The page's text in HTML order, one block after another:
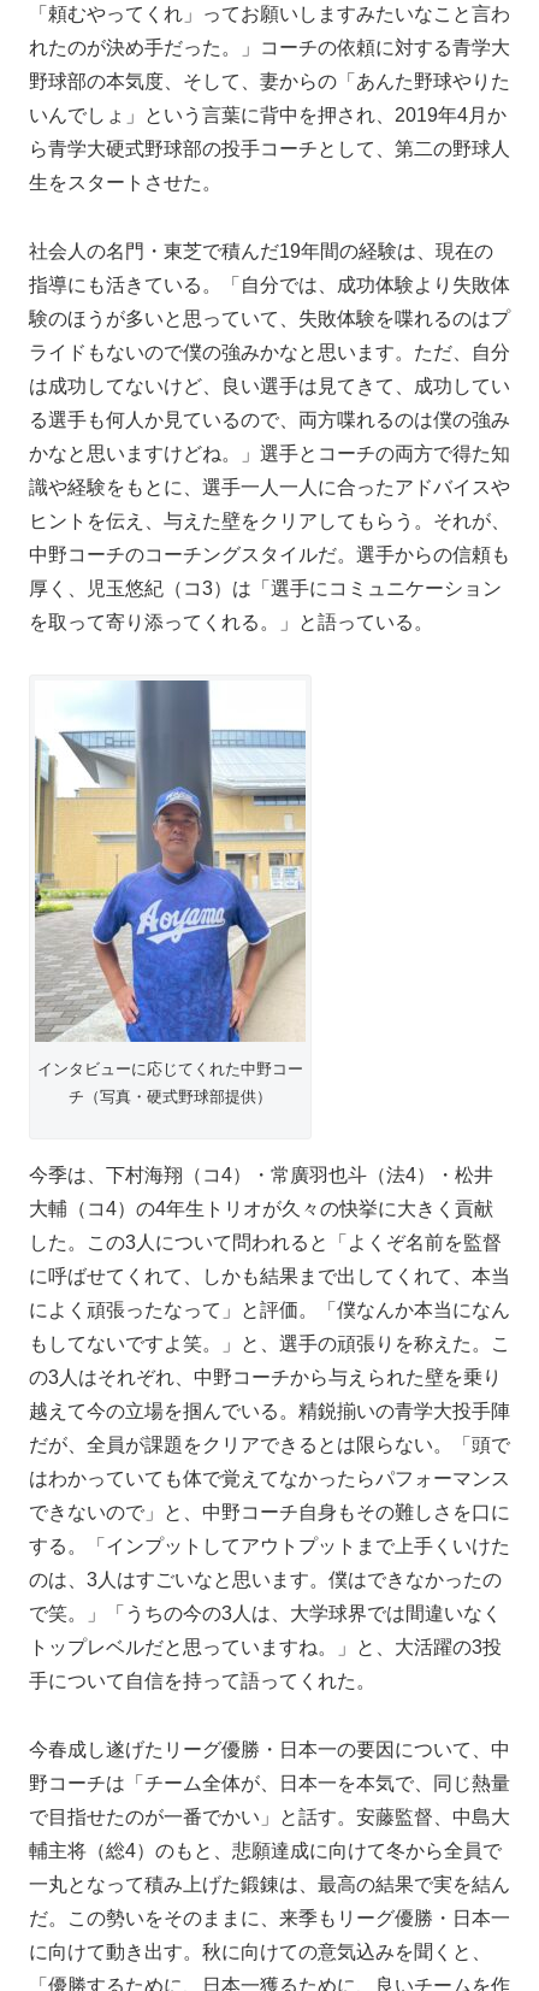
「頼むやってくれ」ってお願いしますみたいなこと言わ
れたのが決め手だった。」コーチの依頼に対する青学大
野球部の本気度、そして、妻からの「あんた野球やりた
いんでしょ」という言葉に背中を押され、2019年4月か
ら青学大硬式野球部の投手コーチとして、第二の野球人
生をスタートさせた。
社会人の名門・東芝で積んだ19年間の経験は、現在の
指導にも活きている。「自分では、成功体験より失敗体
験のほうが多いと思っていて、失敗体験を喋れるのはプ
ライドもないので僕の強みかなと思います。ただ、自分
は成功してないけど、良い選手は見てきて、成功してい
る選手も何人か見ているので、両方喋れるのは僕の強み
かなと思いますけどね。」選手とコーチの両方で得た知
識や経験をもとに、選手一人一人に合ったアドバイスや
ヒントを伝え、与えた壁をクリアしてもらう。それが、
中野コーチのコーチングスタイルだ。選手からの信頼も
厚く、児玉悠紀（コ3）は「選手にコミュニケーション
を取って寄り添ってくれる。」と語っている。
インタビューに応じてくれた中野コー
チ（写真・硬式野球部提供）
今季は、下村海翔（コ4）・常廣羽也斗（法4）・松井
大輔（コ4）の4年生トリオが久々の快挙に大きく貢献
した。この3人について問われると「よくぞ名前を監督
に呼ばせてくれて、しかも結果まで出してくれて、本当
によく頑張ったなって」と評価。「僕なんか本当になん
もしてないですよ笑。」と、選手の頑張りを称えた。こ
の3人はそれぞれ、中野コーチから与えられた壁を乗り
越えて今の立場を掴んでいる。精鋭揃いの青学大投手陣
だが、全員が課題をクリアできるとは限らない。「頭で
はわかっていても体で覚えてなかったらパフォーマンス
できないので」と、中野コーチ自身もその難しさを口に
する。「インプットしてアウトプットまで上手くいけた
のは、3人はすごいなと思います。僕はできなかったの
で笑。」「うちの今の3人は、大学球界では間違いなく
トップレベルだと思っていますね。」と、大活躍の3投
手について自信を持って語ってくれた。
今春成し遂げたリーグ優勝・日本一の要因について、中
野コーチは「チーム全体が、日本一を本気で、同じ熱量
で目指せたのが一番でかい」と話す。安藤監督、中島大
輔主将（総4）のもと、悲願達成に向けて冬から全員で
一丸となって積み上げた鍛錬は、最高の結果で実を結ん
だ。この勢いをそのままに、来季もリーグ優勝・日本一
に向けて動き出す。秋に向けての意気込みを聞くと、
「優勝するために、日本一獲るために、良いチームを作